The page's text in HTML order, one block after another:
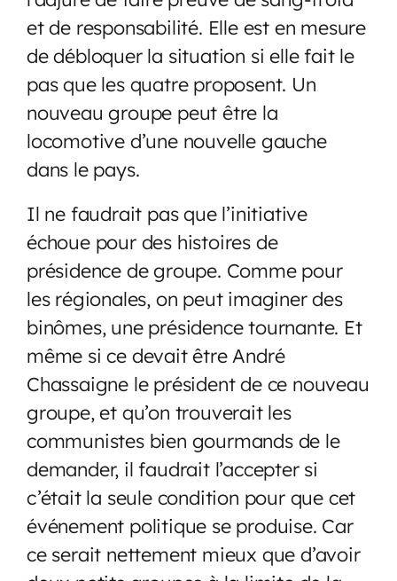
et de responsabilité. Elle est en mesure
de débloquer la situation si elle fait le
pas que les quatre proposent. Un
nouveau groupe peut être la
locomotive d’une nouvelle gauche
dans le pays.
Il ne faudrait pas que l’initiative
échoue pour des histoires de
présidence de groupe. Comme pour
les régionales, on peut imaginer des
binômes, une présidence tournante. Et
même si ce devait être André
Chassaigne le président de ce nouveau
groupe, et qu’on trouverait les
communistes bien gourmands de le
demander, il faudrait l’accepter si
c’était la seule condition pour que cet
événement politique se produise. Car
ce serait nettement mieux que d’avoir